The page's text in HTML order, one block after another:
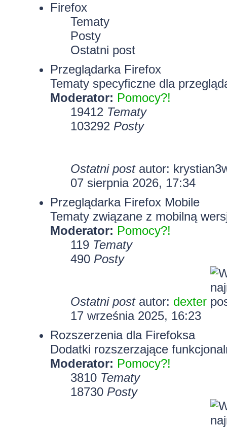
Firefox
Tematy
Posty
Ostatni post
Przeglądarka Firefox
Tematy specyficzne dla
Moderator: Pomocy?!
19412 Tematy
103292 Posty
Ostatni postautor:
07 sierpnia 2026, 17:34
Przeglądarka Firefox Mobile
Tematy związane z mobilną
Moderator: Pomocy?!
119 Tematy
490 Posty
Ostatni postautor: dexter
17 września 2025, 16:23
Rozszerzenia dla Firefoksa
Dodatki rozszerzające
Moderator: Pomocy?!
3810 Tematy
18730 Posty